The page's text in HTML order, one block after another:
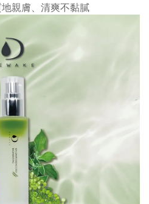
親膚、清爽不黏膩